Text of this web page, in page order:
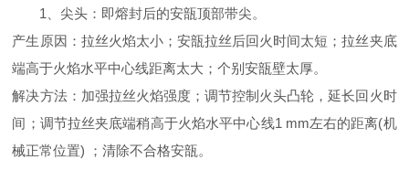
1、尖头：即熔封后的安瓿顶部带尖。
产生原因：拉丝火焰太小；安瓿拉丝后回火时间太短；拉丝夹底
端高于火焰水平中心线距离太大；个别安瓿壁太厚。
解决方法：加强拉丝火焰强度；调节控制火头凸轮，延长回火时
间；调节拉丝夹底端稍高于火焰水平中心线1 mm左右的距离(机
械正常位置) ；清除不合格安瓿。